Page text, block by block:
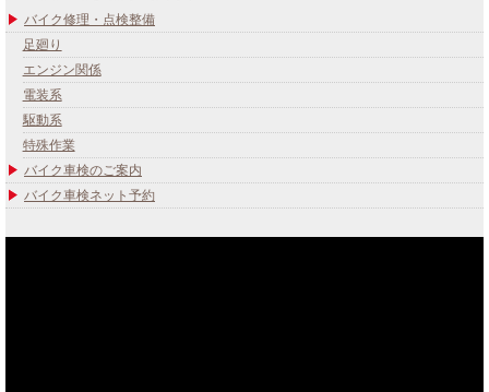
バイク修理・点検整備
足廻り
エンジン関係
電装系
駆動系
特殊作業
バイク車検のご案内
バイク車検ネット予約